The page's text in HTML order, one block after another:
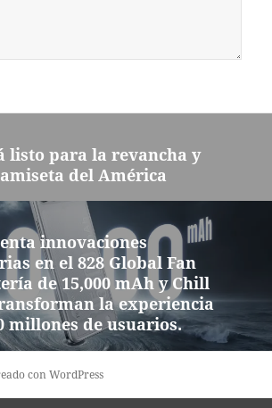
listo para la revancha y
del América
innovaciones
en el 828 Global Fan
de 15,000 mAh y Chill
la experiencia
millones de usuarios.
con WordPress